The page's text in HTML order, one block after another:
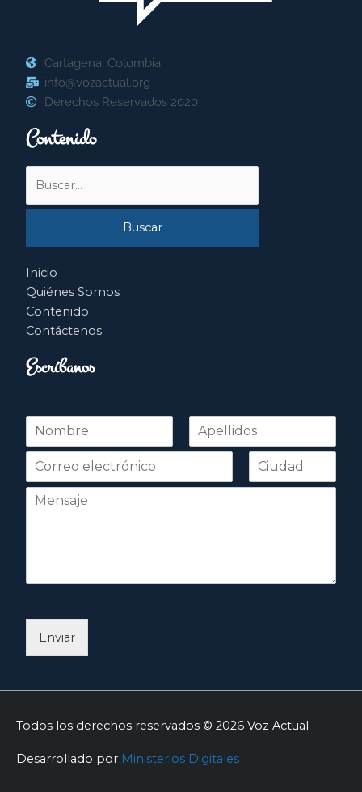
Cartagena, Colombia
info@vozactual.org
Derechos Reservados 2020
Contenido
por:
Inicio
Quiénes Somos
Contenido
Contáctenos
Escríbanos
N
m
r
Nombre Apellidos
Enviar
Todos los derechos reservados © 2026 Voz Actual
Desarrollado por Ministerios Digitales